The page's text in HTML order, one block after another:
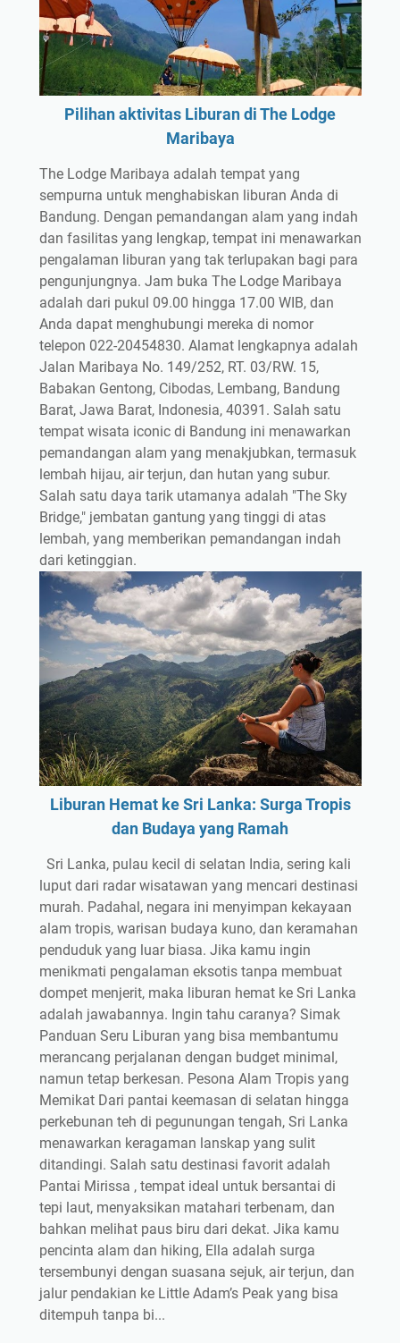
Pilihan aktivitas Liburan di The Lodge
Maribaya
The Lodge Maribaya adalah tempat yang
sempurna untuk menghabiskan liburan Anda di
Bandung. Dengan pemandangan alam yang indah
dan fasilitas yang lengkap, tempat ini menawarkan
pengalaman liburan yang tak terlupakan bagi para
pengunjungnya. Jam buka The Lodge Maribaya
adalah dari pukul 09.00 hingga 17.00 WIB, dan
Anda dapat menghubungi mereka di nomor
telepon 022-20454830. Alamat lengkapnya adalah
Jalan Maribaya No. 149/252, RT. 03/RW. 15,
Babakan Gentong, Cibodas, Lembang, Bandung
Barat, Jawa Barat, Indonesia, 40391. Salah satu
tempat wisata iconic di Bandung ini menawarkan
pemandangan alam yang menakjubkan, termasuk
lembah hijau, air terjun, dan hutan yang subur.
Salah satu daya tarik utamanya adalah "The Sky
Bridge," jembatan gantung yang tinggi di atas
lembah, yang memberikan pemandangan indah
dari ketinggian.
Liburan Hemat ke Sri Lanka: Surga Tropis
dan Budaya yang Ramah
Sri Lanka, pulau kecil di selatan India, sering kali
luput dari radar wisatawan yang mencari destinasi
murah. Padahal, negara ini menyimpan kekayaan
alam tropis, warisan budaya kuno, dan keramahan
penduduk yang luar biasa. Jika kamu ingin
menikmati pengalaman eksotis tanpa membuat
dompet menjerit, maka liburan hemat ke Sri Lanka
adalah jawabannya. Ingin tahu caranya? Simak
Panduan Seru Liburan yang bisa membantumu
merancang perjalanan dengan budget minimal,
namun tetap berkesan. Pesona Alam Tropis yang
Memikat Dari pantai keemasan di selatan hingga
perkebunan teh di pegunungan tengah, Sri Lanka
menawarkan keragaman lanskap yang sulit
ditandingi. Salah satu destinasi favorit adalah
Pantai Mirissa , tempat ideal untuk bersantai di
tepi laut, menyaksikan matahari terbenam, dan
bahkan melihat paus biru dari dekat. Jika kamu
pencinta alam dan hiking, Ella adalah surga
tersembunyi dengan suasana sejuk, air terjun, dan
jalur pendakian ke Little Adam’s Peak yang bisa
ditempuh tanpa bi...